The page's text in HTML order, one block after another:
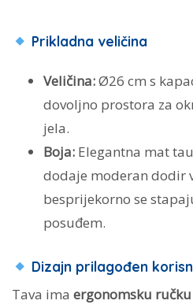
Prikladna veličina
Veličina:Ø26 cm s
dovoljno prostora za
jela.
Boja: Elegantna mat
dodaje moderan dodir
besprijekorno se
posuđem.
Dizajn prilagođen
Tava ima ergonomsku